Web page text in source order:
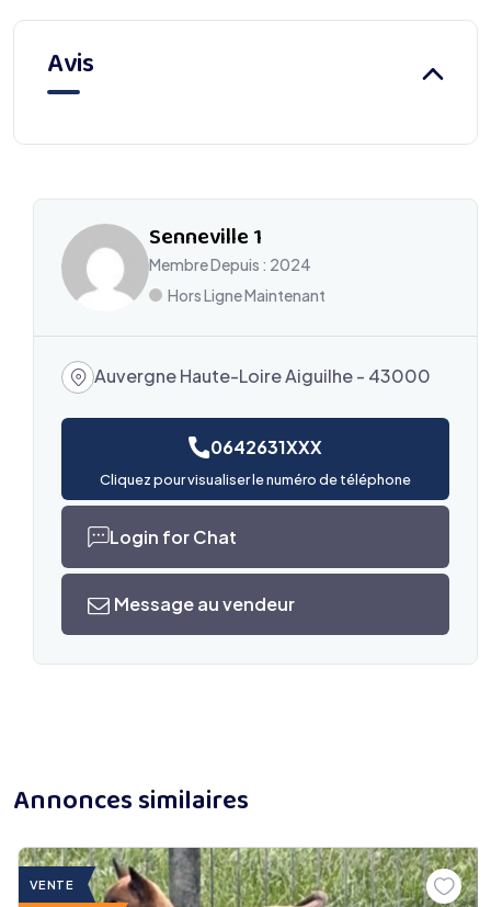
Avis
Senneville 1
Membre Depuis : 2024
Hors Ligne Maintenant
Auvergne Haute-Loire Aiguilhe - 43000
0642631XXX
Cliquez pour visualiser le numéro de téléphone
Login for Chat
Message au vendeur
Annonces similaires
VENTE